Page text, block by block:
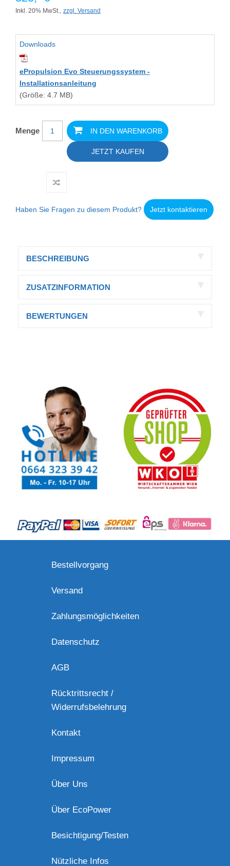
Inkl. 20% MwSt., zzgl. Versand
Downloads
ePropulsion Evo Steuerungssystem -
Installationsanleitung
(Größe: 4.7 MB)
Menge IN DEN WARENKORB
JETZT KAUFEN
Haben Sie Fragen zu diesem Produkt? Jetzt kontaktieren
BESCHREIBUNG
ZUSATZINFORMATION
BEWERTUNGEN
Bestellvorgang
Versand
Zahlungsmöglichkeiten
Datenschutz
AGB
Rücktrittsrecht /
Widerrufsbelehrung
Kontakt
Impressum
Über Uns
Über EcoPower
Besichtigung/Testen
Nützliche Infos